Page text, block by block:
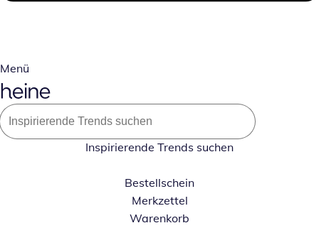
Menü
Inspirierende Trends suchen
Bestellschein
Merkzettel
Warenkorb